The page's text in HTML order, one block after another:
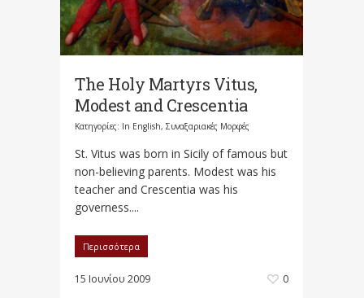
The Holy Martyrs Vitus,
Modest and Crescentia
Κατηγορίες: In English, Συναξαριακές Μορφές
St. Vitus was born in Sicily of famous but
non-believing parents. Modest was his
teacher and Crescentia was his
governess....
Περισσότερα
15 Ιουνίου 2009 0